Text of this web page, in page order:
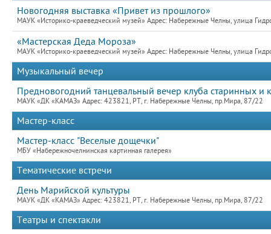
Новогодняя выставка «Привет из прошлого»
МАУК «Историко-краеведческий музей» Адрес: Набережные Челны, улица
«Мастерская Деда Мороза»
МАУК «Историко-краеведческий музей» Адрес: Набережные Челны, улица
Музыкальный вечер
Предновогодний танцевальный вечер клуба старинных и
МАУК «ДК «КАМАЗ» Адрес: 423821, РТ, г. Набережные Челны, пр.Мира, 87/22
Мастер-класс
Мастер-класс "Веселые дощечки"
МБУ «Набережночелнинская картинная галерея»
Тематические встречи
День Марийской культуры
МАУК «ДК «КАМАЗ» Адрес: 423821, РТ, г. Набережные Челны, пр.Мира, 87/22
Театры и спектакли